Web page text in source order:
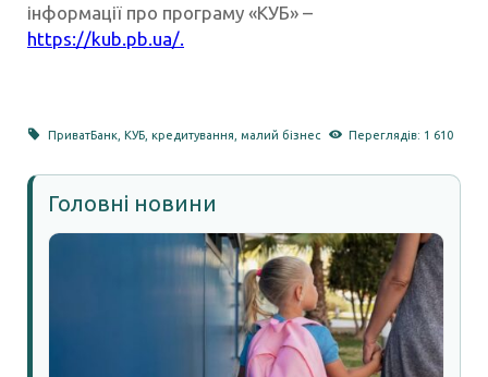
інформації про програму «КУБ» –
https://kub.pb.ua/.
ПриватБанк ,КУБ ,кредитування ,малий бізнес Переглядів: 1 610
Головні новини